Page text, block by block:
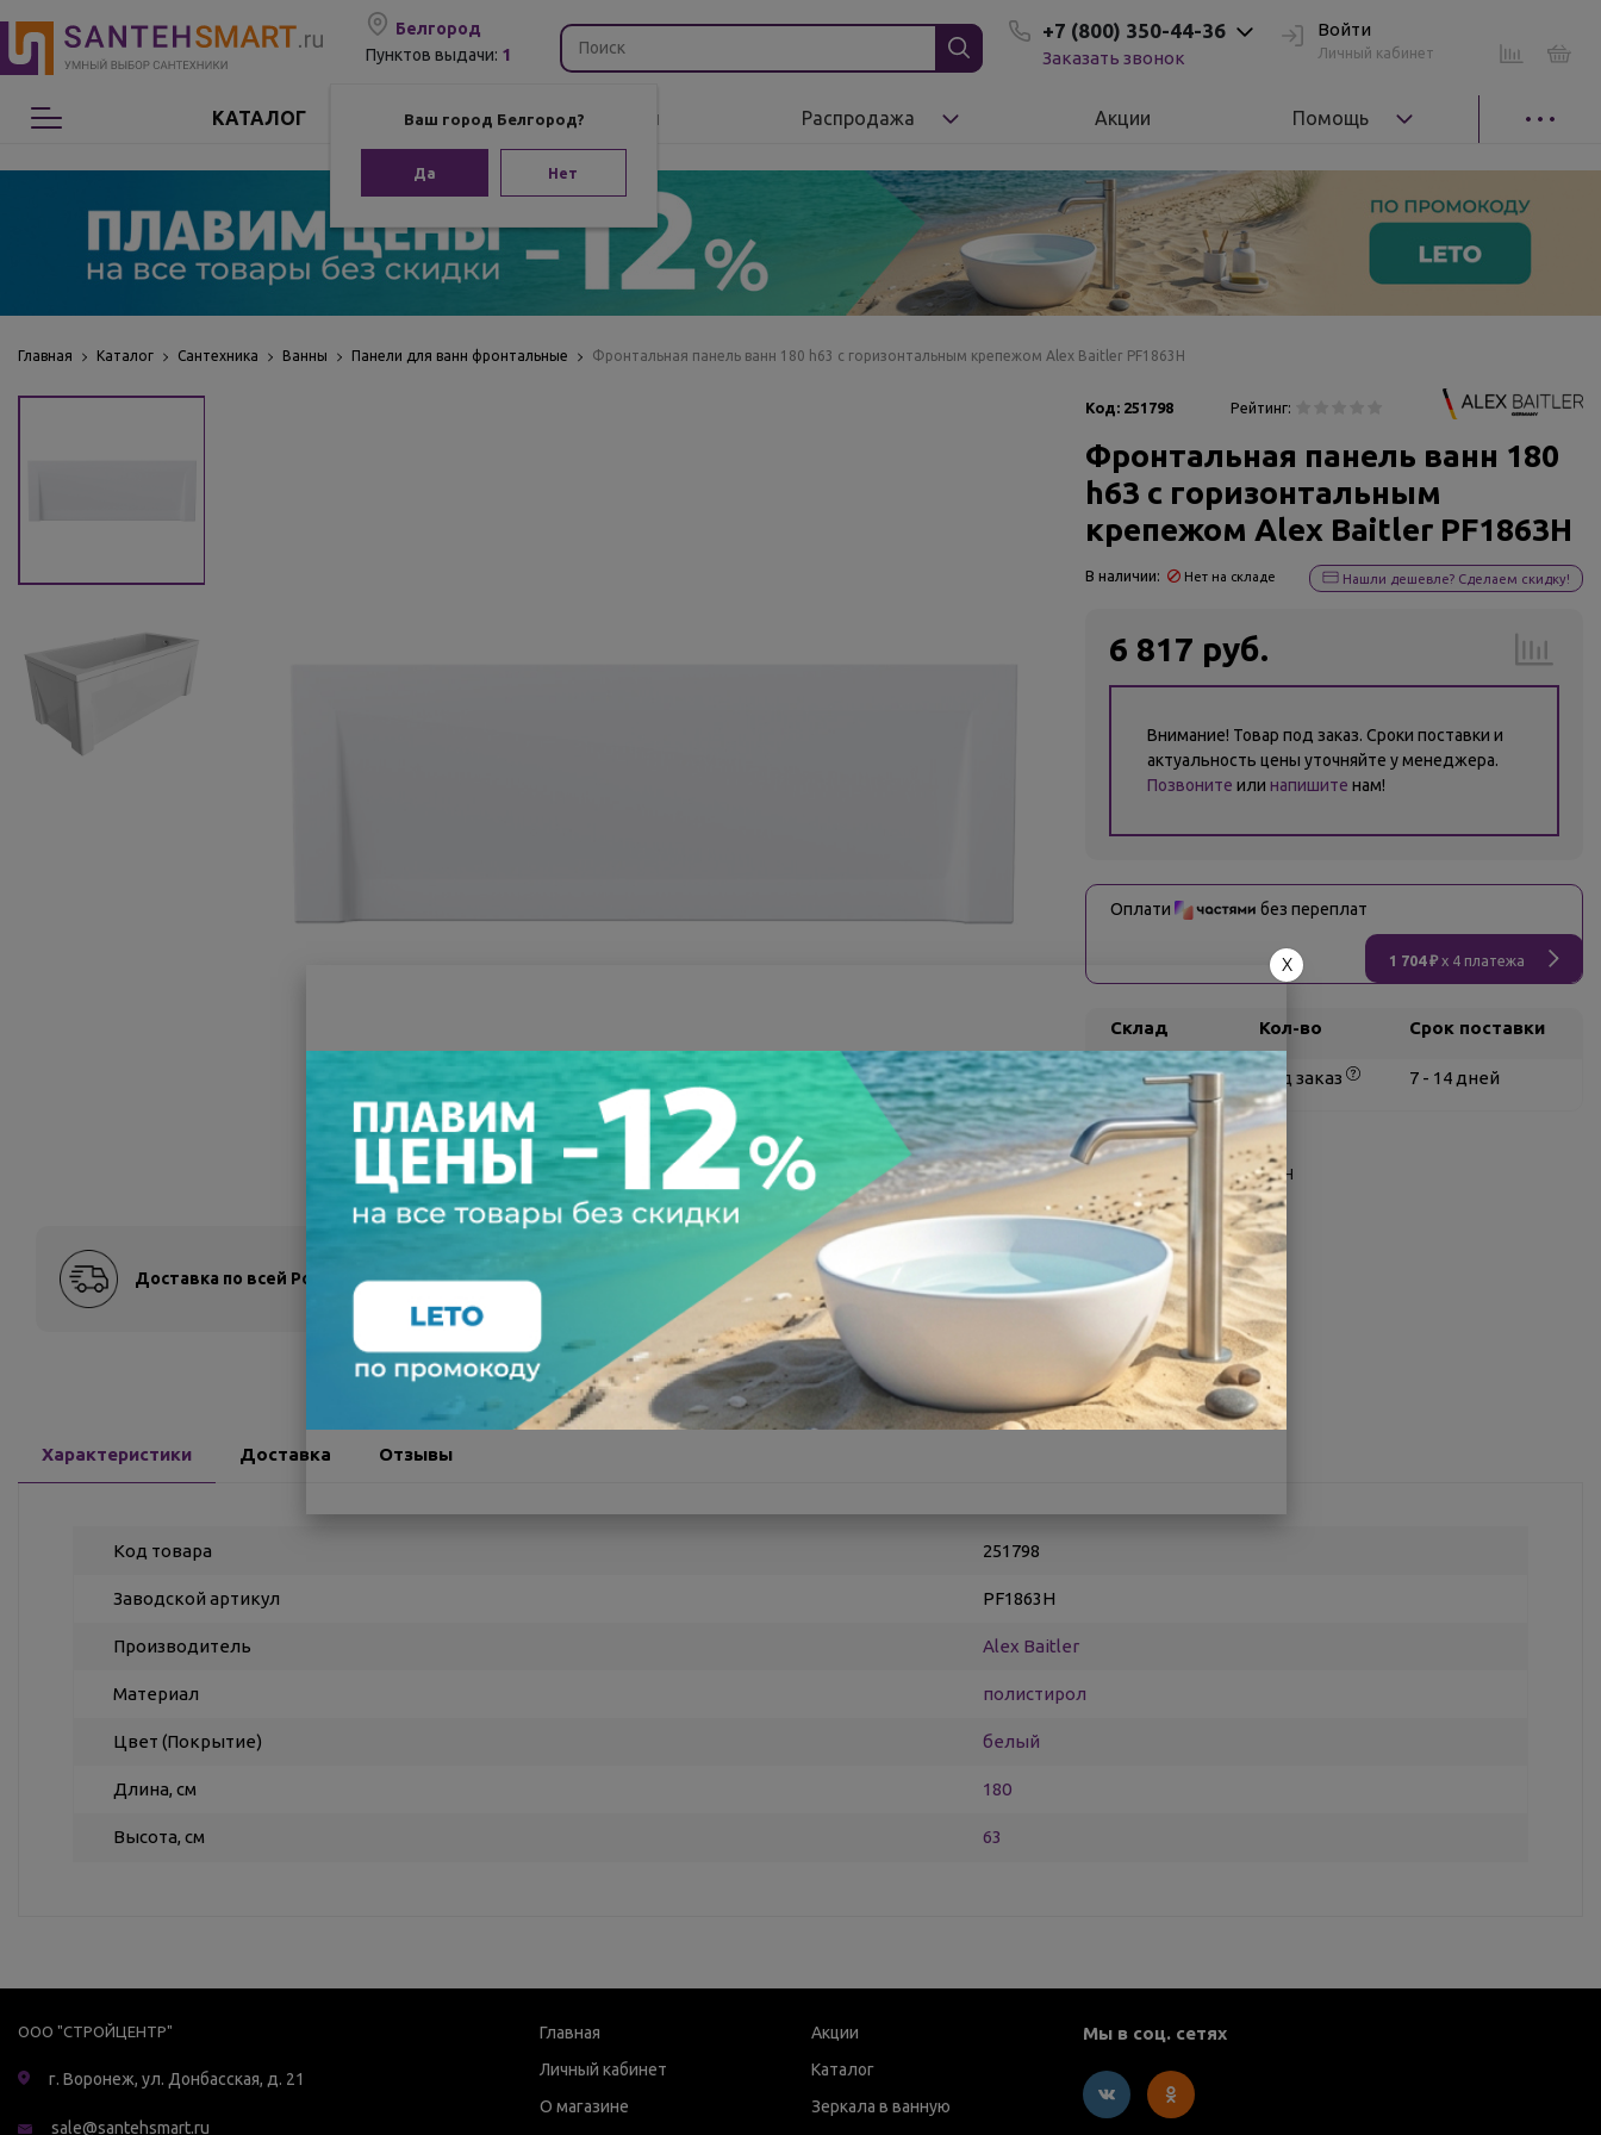
Белгород
Пунктов выдачи: 1
Ваш город Белгород?
Да Нет
+7 (800) 350-44-36
Заказать звонок
Войти
Личный кабинет
КАТАЛОГ
Сантехника
Мебель для ванной
Аксессуары для ванной
Бренды Распродажа Акции Помощь
Главная Каталог Сантехника Ванны Панели для ванн фронтальные Фронтальная панель ванн 180 h63 с горизонтальным крепежом Alex Baitler PF1863H
Доставка по всей России Оплата после осмотра Всегда низкие цены
Код: 251798 Рейтинг:
Фронтальная панель ванн 180
h63 с горизонтальным
крепежом Alex Baitler PF1863H
В наличии: Нет на складе Нашли дешевле? Сделаем скидку!
6 817 руб.
Внимание! Товар под заказ. Сроки поставки и
актуальность цены уточняйте у менеджера.
Позвоните или напишите нам!
Оплати без переплат
1 704 ₽x 4 платежа
Склад Кол-во Срок поставки
Белгород под заказ 7 - 14 дней
О товаре
Заводской артикул:
PF1863H
Производитель:
Alex Baitler
Другие характеристики
Поделиться
Характеристики Доставка Отзывы
Код товара 251798
Заводской артикул PF1863H
Производитель Alex Baitler
Материал полистирол
Цвет (Покрытие) белый
Длина, см 180
Высота, см 63
ООО "СТРОЙЦЕНТР"
г. Воронеж, ул. Донбасская, д. 21
sale@santehsmart.ru
Главная
Личный кабинет
О магазине
Акции
Каталог
Зеркала в ванную
Мы в соц. сетях
X